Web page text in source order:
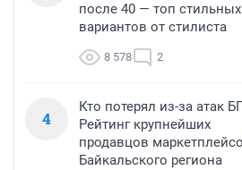
после 40 — топ стильных
вариантов от стилиста
8 578 2
4
Кто потерял из-за атак
Рейтинг крупнейших
продавцов
Байкальского региона